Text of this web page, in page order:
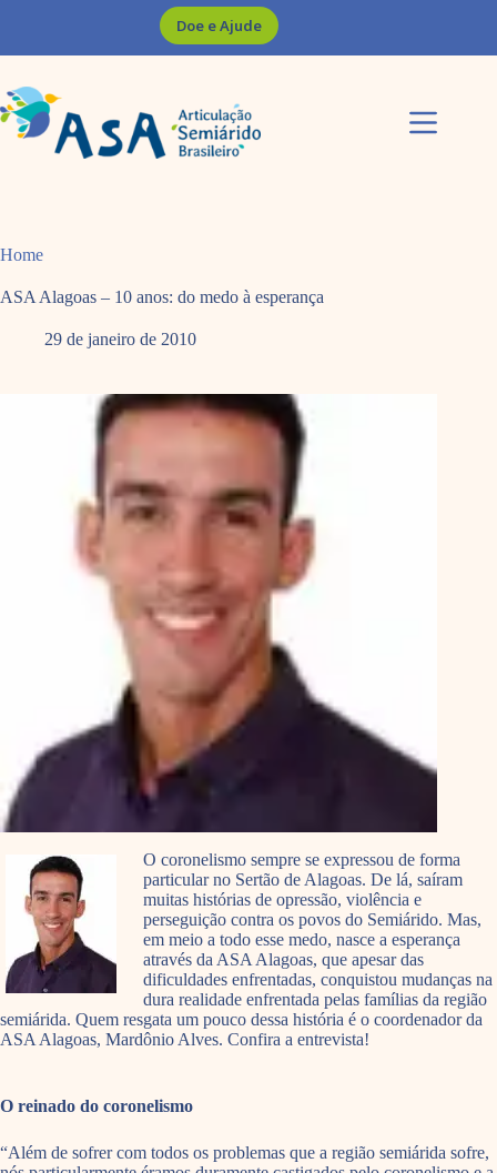
Doe e Ajude
Home
ASA Alagoas – 10 anos: do medo à esperança
29 de janeiro de 2010
O coronelismo sempre se expressou de forma
particular no Sertão de Alagoas. De lá, saíram
muitas histórias de opressão, violência e
perseguição contra os povos do Semiárido. Mas,
em meio a todo esse medo, nasce a esperança
através da ASA Alagoas, que apesar das
dificuldades enfrentadas, conquistou mudanças na
dura realidade enfrentada pelas famílias da região
semiárida. Quem resgata um pouco dessa história é o coordenador da
ASA Alagoas, Mardônio Alves. Confira a entrevista!
O reinado do coronelismo
“Além de sofrer com todos os problemas que a região semiárida sofre,